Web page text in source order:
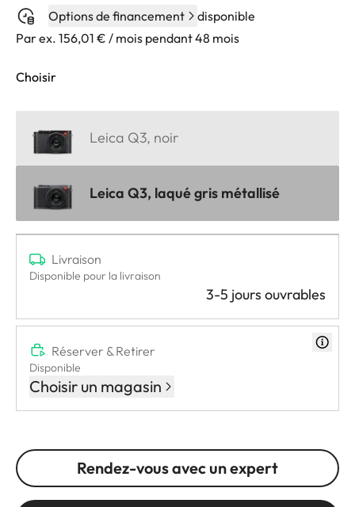
Options de financement
disponible
Par ex. 156,01 € / mois pendant 48 mois
Choisir
Leica Q3, noir
Leica Q3, laqué gris métallisé
Livraison
Disponible pour la livraison
3-5 jours ouvrables
Réserver & Retirer
Disponible
Choisir un magasin
Rendez-vous avec un expert